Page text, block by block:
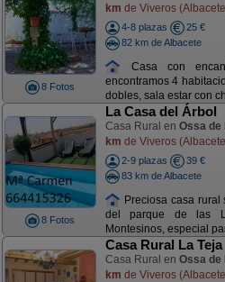
8 Fotos
km de Viveros
4-8 plazas
25 €
82 km de Albacete
Casa con
encontramos 4
dobles, sala estar con
8 Fotos
La Casa del Árbol
Casa Rural en Ossa de
km de Viveros
2-9 plazas
39 €
83 km de Albacete
Preciosa casa rural
del parque de las
Montesinos, especial
Casa Rural La Teja
Casa Rural en Ossa de
km de Viveros